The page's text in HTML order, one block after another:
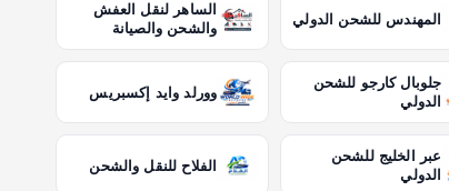
المهندس للشحن الدولي
الساهر لنقل العفش
والشحن والصيانة
جلوبال كارجو للشحن
الدولي
وورلد وايد إكسبريس
عبر الخليج للشحن
الدولي
الفلاح للنقل والشحن